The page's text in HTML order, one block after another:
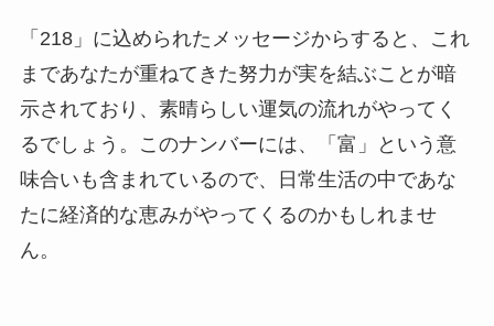
「218」に込められたメッセージからすると、これ
まであなたが重ねてきた努力が実を結ぶことが暗
示されており、素晴らしい運気の流れがやってく
るでしょう。このナンバーには、「富」という意
味合いも含まれているので、日常生活の中であな
たに経済的な恵みがやってくるのかもしれませ
ん。